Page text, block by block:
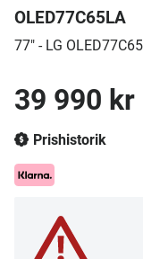
OLED77C65LA
77" - LG
39 990 kr
Prishistorik